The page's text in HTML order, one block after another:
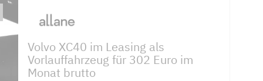
Volvo XC40 im Leasing als
Vorlauffahrzeug für 302 Euro im
Monat brutto